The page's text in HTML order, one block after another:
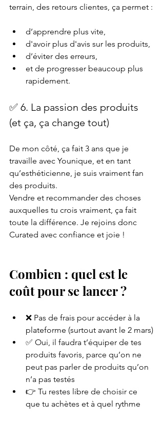
terrain, des retours clientes, ça permet :
d’apprendre plus vite,
d'avoir plus d'avis sur les produits,
d’éviter des erreurs,
et de progresser beaucoup plus
rapidement.
✅ 6. La passion des produits
(et ça, ça change tout)
De mon côté, ça fait 3 ans que je
travaille avec Younique, et en tant
qu’esthéticienne, je suis vraiment fan
des produits.
Vendre et recommander des choses
auxquelles tu crois vraiment, ça fait
toute la différence. Je rejoins donc
Curated avec confiance et joie !
Combien : quel est le
coût pour se lancer ?
❌ Pas de frais pour accéder à la
plateforme (surtout avant le 2 mars)
✅ Oui, il faudra t’équiper de tes
produits favoris, parce qu’on ne
peut pas parler de produits qu’on
n’a pas testés
👉 Tu restes libre de choisir ce
que tu achètes et à quel rythme